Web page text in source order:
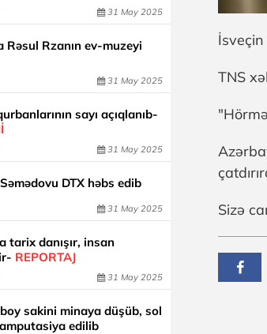
31 May 2025
Rəsul Rzanın ev-muzeyi
31 May 2025
sayı açıqlanıb-
31 May 2025
DTX həbs edib
31 May 2025
tarix danışır, insan
REPORTAJ
31 May 2025
sakini minaya düşüb, sol
edilib
TNS
Sizə